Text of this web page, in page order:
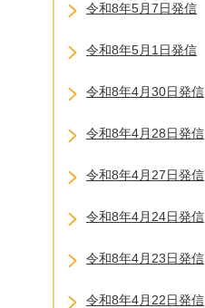
令和8年5月7日発信
令和8年5月1日発信
令和8年4月30日発信
令和8年4月28日発信
令和8年4月27日発信
令和8年4月24日発信
令和8年4月23日発信
令和8年4月22日発信